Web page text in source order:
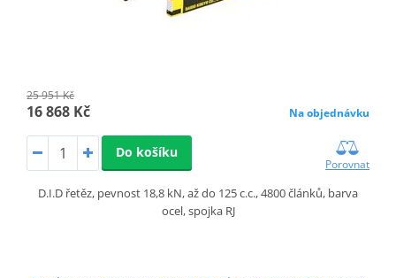
25 951 Kč
16 868 Kč Na objednávku
Do košíku
Porovnat
D.I.D řetěz, pevnost 18,8 kN, až do 125 c.c., 4800 článků, barva
ocel, spojka RJ